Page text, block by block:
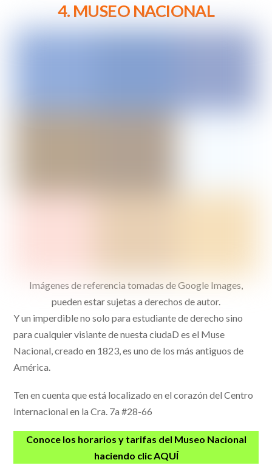
4. MUSEO NACIONAL
Imágenes de referencia tomadas de Google Images,
pueden estar sujetas a derechos de autor.
Y un imperdible no solo para estudiante de derecho sino
para cualquier visiante de nuesta ciudaD es el Muse
Nacional, creado en 1823, es uno de los más antiguos de
América.
Ten en cuenta que está localizado en el corazón del Centro
Internacional en la Cra. 7a #28-66
Conoce los horarios y tarifas del Museo Nacional
haciendo clic AQUÍ